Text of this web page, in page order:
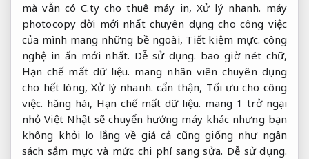
mà vẫn có C.ty cho thuê máy in,Xử lý nhanh. máy
photocopy đời mới nhất chuyên dụng cho công việc
của mình mang những bề ngoài, Tiết kiệm mực. công
nghệ in ấn mới nhất. Dễ sử dụng. bao giờ nét chữ,
Hạn chế mất dữ liệu. mang nhân viên chuyên dụng
cho hết lòng,Xử lý nhanh. cẩn thận, Tối ưu cho công
việc. hăng hái, Hạn chế mất dữ liệu. mang 1 trở ngại
nhỏ Việt Nhật sẽ chuyển hướng máy khác nhưng bạn
không khỏi lo lắng về giá cả cũng giống như ngân
sách sắm mực và mức chi phí sang sửa. Dễ sử dụng.